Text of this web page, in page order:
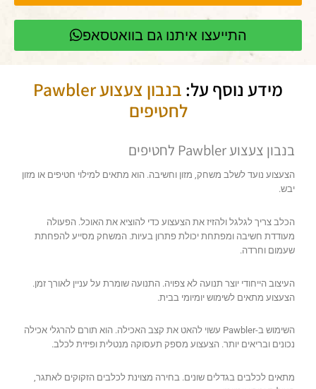
התייעצו איתנו גם בוואטסאפ
מידע נוסף על:
בנבון צעצוע Pawbler
לחטיפים
בנבון צעצוע Pawbler לחטיפים
הצעצוע נועד לשלב משחק, מזון וחשיבה. הוא מתאים למילוי חטיפים או מזון
יבש.
הכלב צריך לגלגל ולהזיז את הצעצוע כדי להוציא את האוכל. הפעולה
מעודדת חשיבה ומפתחת יכולת פתרון בעיות. המשחק מסייע להפחתת
שעמום וחרדה.
העיצוב הייחודי יוצר תנועה לא צפויה. התנועה שומרת על עניין לאורך זמן.
הצעצוע מתאים לשימוש יומיומי בבית.
השימוש ב-Pawbler עשוי להאט את קצב האכילה. הוא תורם להרגלי אכילה
נכונים ובריאים יותר. הצעצוע מספק תעסוקה מנטלית ופיזית לכלב.
מתאים לכלבים בגדלים שונים. בחירה מצוינת לכלבים הזקוקים לאתגר,